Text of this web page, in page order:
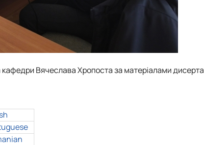
Вячеслава Хропоста за матеріалами